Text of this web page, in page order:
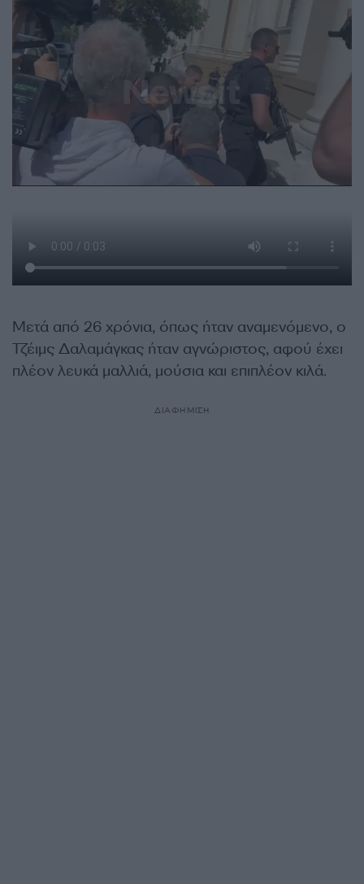
Μετά από 26 χρόνια, όπως ήταν αναμενόμενο, ο
Τζέιμς Δαλαμάγκας ήταν αγνώριστος, αφού έχει
πλέον λευκά μαλλιά, μούσια και επιπλέον κιλά.
ΔΙΑΦΗΜΙΣΗ